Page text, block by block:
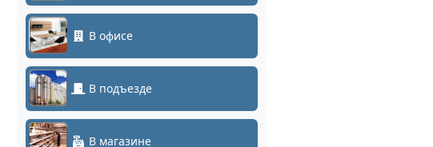
В офисе
В подъезде
В магазине